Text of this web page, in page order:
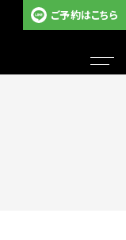
ご予約はこちら